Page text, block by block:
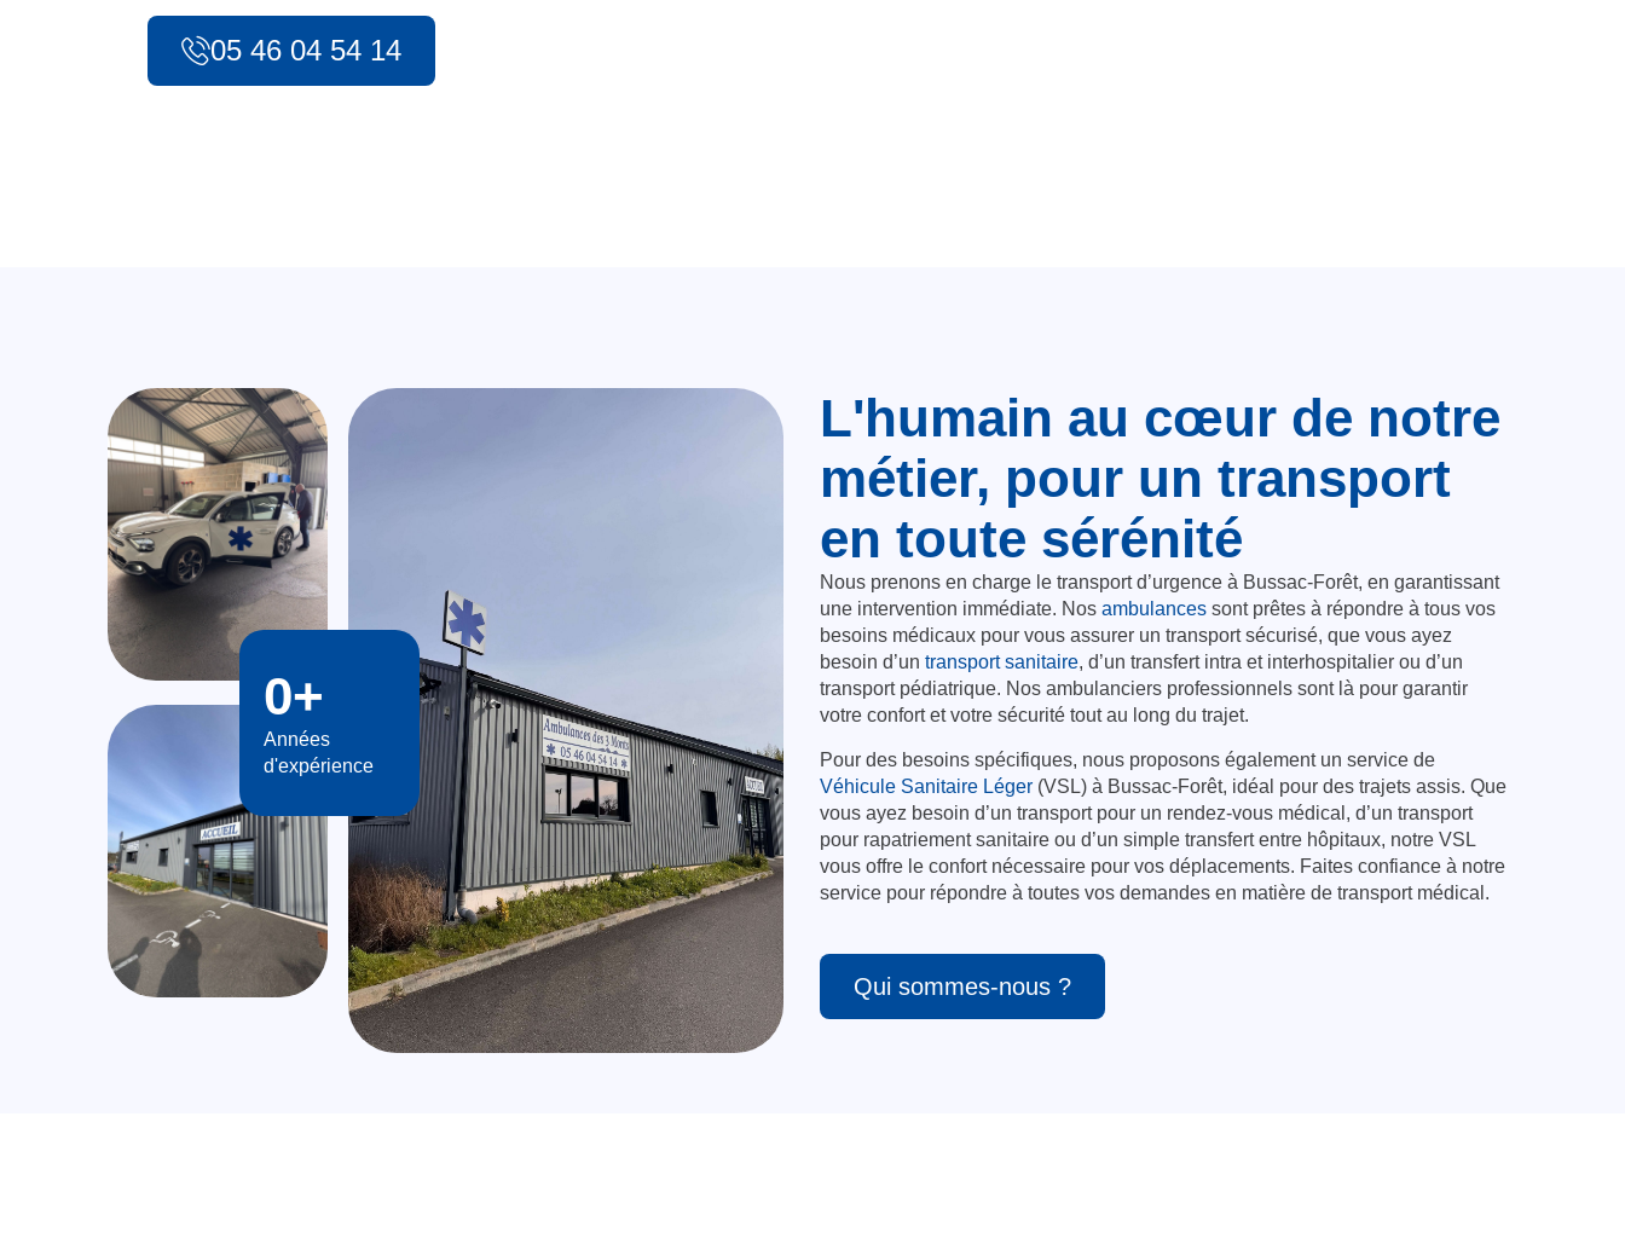
05 46 04 54 14
L'humain au cœur de notre
métier, pour un transport
en toute sérénité
Nous prenons en charge le transport d’urgence à Bussac-Forêt, en garantissant
une intervention immédiate. Nos ambulances sont prêtes à répondre à tous vos
besoins médicaux pour vous assurer un transport sécurisé, que vous ayez
besoin d’un transport sanitaire, d’un transfert intra et interhospitalier ou d’un
transport pédiatrique. Nos ambulanciers professionnels sont là pour garantir
votre confort et votre sécurité tout au long du trajet.
Pour des besoins spécifiques, nous proposons également un service de
Véhicule Sanitaire Léger (VSL) à Bussac-Forêt, idéal pour des trajets assis. Que
vous ayez besoin d’un transport pour un rendez-vous médical, d’un transport
pour rapatriement sanitaire ou d’un simple transfert entre hôpitaux, notre VSL
vous offre le confort nécessaire pour vos déplacements. Faites confiance à notre
service pour répondre à toutes vos demandes en matière de transport médical.
Qui sommes-nous ?
Années
d'expérience
0+